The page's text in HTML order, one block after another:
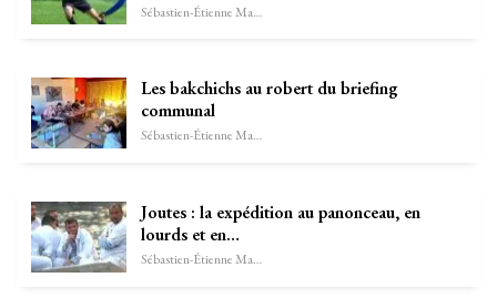
Sébastien-Étienne Marechal
Les bakchichs au robert du briefing
communal
Sébastien-Étienne Marechal
Joutes : la expédition au panonceau, en
lourds et en…
Sébastien-Étienne Marechal